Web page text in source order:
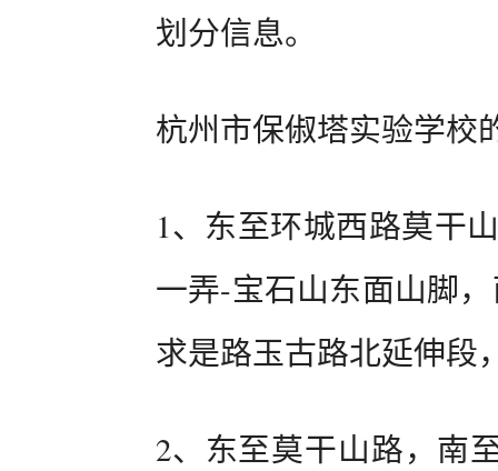
划分信息。
杭州市保俶塔实验学校
1、东至环城西路莫干
一弄-宝石山东面山脚
求是路玉古路北延伸段
2、东至莫干山路，南